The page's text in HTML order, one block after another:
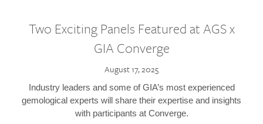
Two Exciting Panels Featured at AGS x
GIA Converge
August 17, 2025
Industry leaders and some of GIA’s most experienced
gemological experts will share their expertise and insights
with participants at Converge.